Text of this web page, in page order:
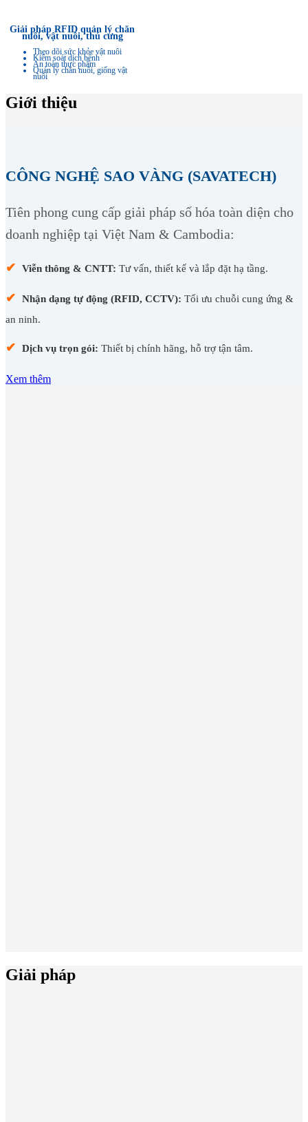
Giải pháp RFID quản lý chăn
nuôi, vật nuôi, thú cưng
Theo dõi sức khỏe vật nuôi
Kiểm soát dịch bệnh
An toàn thực phẩm
Quản lý chăn nuôi, giống vật
nuôi
Giới thiệu
CÔNG NGHỆ SAO VÀNG (SAVATECH)
Tiên phong cung cấp giải pháp số hóa toàn diện cho
doanh nghiệp tại Việt Nam & Cambodia:
✔ Viễn thông & CNTT: Tư vấn, thiết kế và lắp đặt hạ tầng.
✔ Nhận dạng tự động (RFID, CCTV): Tối ưu chuỗi cung ứng &
an ninh.
✔ Dịch vụ trọn gói: Thiết bị chính hãng, hỗ trợ tận tâm.
Xem thêm
Giải pháp